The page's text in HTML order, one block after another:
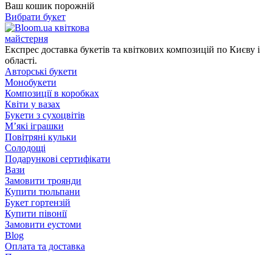
Ваш кошик порожній
Вибрати букет
квіткова
майстерня
Експрес доставка букетів та квіткових композицій по Києву і
області.
Авторські букети
Монобукети
Композиції в коробках
Квіти у вазах
Букети з сухоцвітів
М’які іграшки
Повітряні кульки
Солодощі
Подарункові сертифікати
Вази
Замовити троянди
Купити тюльпани
Букет гортензій
Купити півонії
Замовити еустоми
Blog
Оплата та доставка